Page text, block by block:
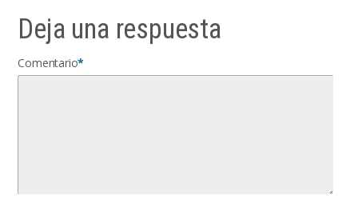
Deja una respuesta
Comentario*